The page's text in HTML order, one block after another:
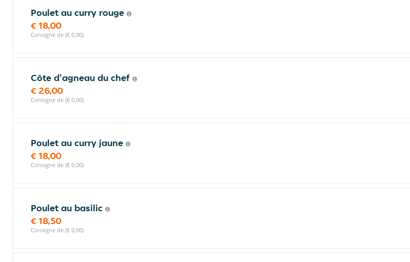
Poulet au curry rouge
€ 18,00
Consigne de (€ 0,00)
Côte d'agneau du chef
€ 26,00
Consigne de (€ 0,00)
Poulet au curry jaune
€ 18,00
Consigne de (€ 0,00)
Poulet au basilic
€ 18,50
Consigne de (€ 0,00)